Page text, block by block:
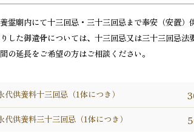
霊廟内にて十三回忌・三十三回忌まで奉安（安置）
した御遺骨については、十三回忌又は三十三回忌法
の延長をご希望の方はご相談ください。
代供養料十三回忌（1体につき）
代供養料三十三回忌（1体につき）